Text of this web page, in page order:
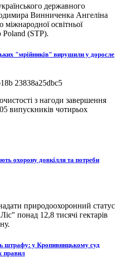
державного
Винниченка Ангеліна
освітньої
(STP).
"мрійників" вирушили у доросле
з нагоди завершення
випускників чотирьох
охорону довкілля та потреби
природоохоронний статус
понад 12,8 тисячі гектарів
штрафу: у Кропивницькому суд
правил